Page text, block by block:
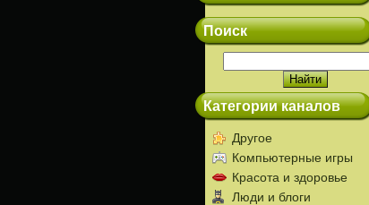
Поиск
Категории каналов
Другое
Компьютерные игры
Красота и здоровье
Люди и блоги